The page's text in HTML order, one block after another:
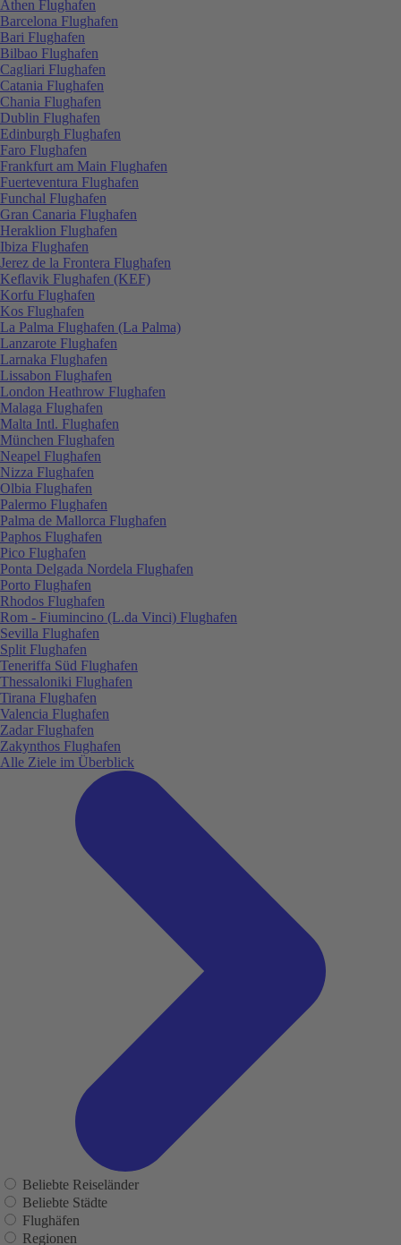
Athen Flughafen
Barcelona Flughafen
Bari Flughafen
Bilbao Flughafen
Cagliari Flughafen
Catania Flughafen
Chania Flughafen
Dublin Flughafen
Edinburgh Flughafen
Faro Flughafen
Frankfurt am Main Flughafen
Fuerteventura Flughafen
Funchal Flughafen
Gran Canaria Flughafen
Heraklion Flughafen
Ibiza Flughafen
Jerez de la Frontera Flughafen
Keflavik Flughafen (KEF)
Korfu Flughafen
Kos Flughafen
La Palma Flughafen (La Palma)
Lanzarote Flughafen
Larnaka Flughafen
Lissabon Flughafen
London Heathrow Flughafen
Malaga Flughafen
Malta Intl. Flughafen
München Flughafen
Neapel Flughafen
Nizza Flughafen
Olbia Flughafen
Palermo Flughafen
Palma de Mallorca Flughafen
Paphos Flughafen
Pico Flughafen
Ponta Delgada Nordela Flughafen
Porto Flughafen
Rhodos Flughafen
Rom - Fiumincino (L.da Vinci) Flughafen
Sevilla Flughafen
Split Flughafen
Teneriffa Süd Flughafen
Thessaloniki Flughafen
Tirana Flughafen
Valencia Flughafen
Zadar Flughafen
Zakynthos Flughafen
Alle Ziele im Überblick
Beliebte Reiseländer
Beliebte Städte
Flughäfen
Regionen